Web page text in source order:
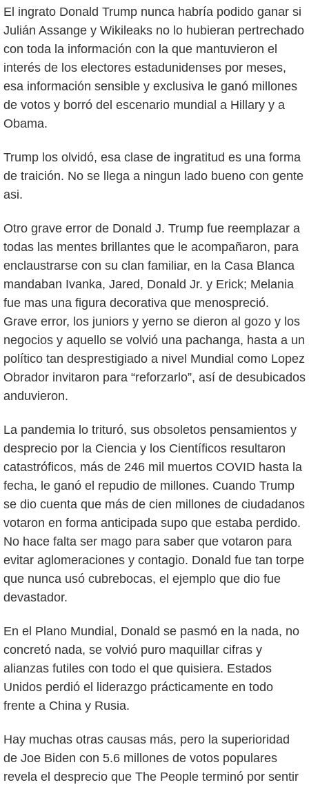
El ingrato Donald Trump nunca habría podido ganar si
Julián Assange y Wikileaks no lo hubieran pertrechado
con toda la información con la que mantuvieron el
interés de los electores estadunidenses por meses,
esa información sensible y exclusiva le ganó millones
de votos y borró del escenario mundial a Hillary y a
Obama.
Trump los olvidó, esa clase de ingratitud es una forma
de traición. No se llega a ningun lado bueno con gente
asi.
Otro grave error de Donald J. Trump fue reemplazar a
todas las mentes brillantes que le acompañaron, para
enclaustrarse con su clan familiar, en la Casa Blanca
mandaban Ivanka, Jared, Donald Jr. y Erick; Melania
fue mas una figura decorativa que menospreció.
Grave error, los juniors y yerno se dieron al gozo y los
negocios y aquello se volvió una pachanga, hasta a un
político tan desprestigiado a nivel Mundial como Lopez
Obrador invitaron para “reforzarlo”, así de desubicados
anduvieron.
La pandemia lo trituró, sus obsoletos pensamientos y
desprecio por la Ciencia y los Científicos resultaron
catastróficos, más de 246 mil muertos COVID hasta la
fecha, le ganó el repudio de millones. Cuando Trump
se dio cuenta que más de cien millones de ciudadanos
votaron en forma anticipada supo que estaba perdido.
No hace falta ser mago para saber que votaron para
evitar aglomeraciones y contagio. Donald fue tan torpe
que nunca usó cubrebocas, el ejemplo que dio fue
devastador.
En el Plano Mundial, Donald se pasmó en la nada, no
concretó nada, se volvió puro maquillar cifras y
alianzas futiles con todo el que quisiera. Estados
Unidos perdió el liderazgo prácticamente en todo
frente a China y Rusia.
Hay muchas otras causas más, pero la superioridad
de Joe Biden con 5.6 millones de votos populares
revela el desprecio que The People terminó por sentir